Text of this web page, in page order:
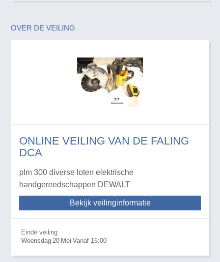
OVER DE VEILING
ONLINE VEILING VAN DE FALING
DCA
plm 300 diverse loten elektrische
handgereedschappen DEWALT
Bekijk veilinginformatie
Einde veiling
Woensdag 20 Mei Vanaf 16:00